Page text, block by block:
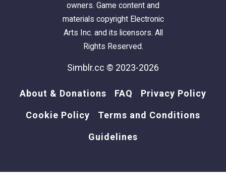
owners. Game content and
materials copyright Electronic
Arts Inc. and its licensors. All
Rights Reserved.
Simblr.cc © 2023-2026
About & Donations FAQ Privacy Policy
Cookie Policy Terms and Conditions
Guidelines